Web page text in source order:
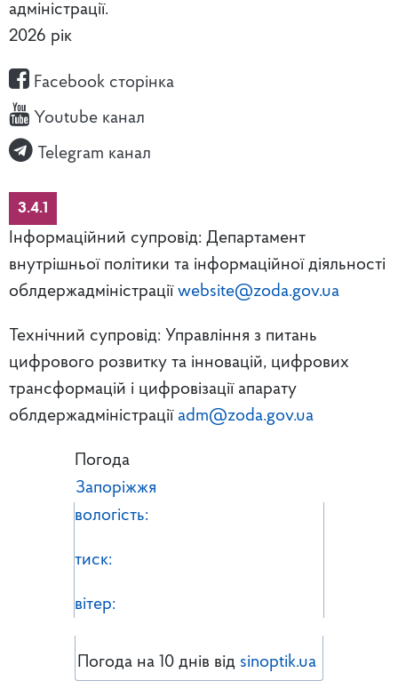
адміністрації.
2026 рік
Facebook сторінка
Youtube канал
Telegram канал
3.4.1
Інформаційний супровід: Департамент
внутрішньої політики та інформаційної діяльності
облдержадміністрації website@zoda.gov.ua
Технічний супровід: Управління з питань
цифрового розвитку та інновацій, цифрових
трансформацій і цифровізації апарату
облдержадміністрації adm@zoda.gov.ua
Погода
Запоріжжя
вологість:
тиск:
вітер:
Погода на 10 днів від sinoptik.ua